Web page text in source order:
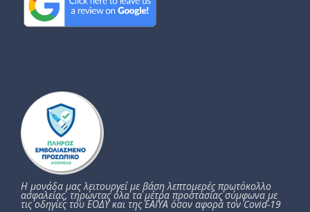
Η μονάδα μας λειτουργεί με βάση λεπτομερές πρωτόκολλο
ασφαλείας, τηρώντας όλα τα μέτρα προστασίας σύμφωνα με
τις οδηγίες του ΕΟΔΥ και της ΕΑΙΥΑ όσον αφορά τον Covid-19